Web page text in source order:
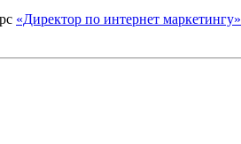
«Директор по интернет маркетингу»